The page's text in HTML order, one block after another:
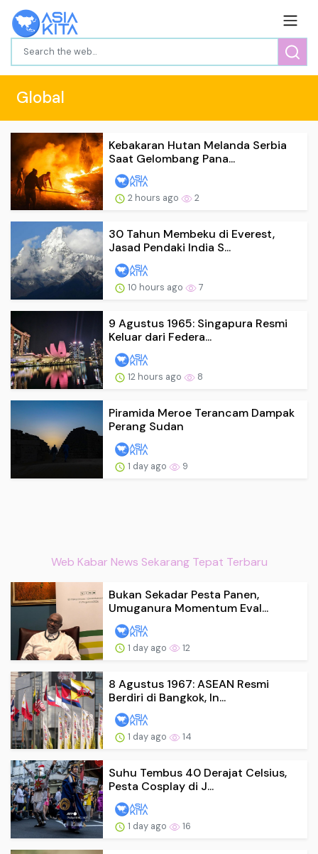
Global
Kebakaran Hutan Melanda Serbia
Saat Gelombang Pana...
2 hours ago 2
30 Tahun Membeku di Everest,
Jasad Pendaki India S...
10 hours ago 7
9 Agustus 1965: Singapura Resmi
Keluar dari Federa...
12 hours ago 8
Piramida Meroe Terancam Dampak
Perang Sudan
1 day ago 9
Web Kabar News Sekarang Tepat Terbaru
Bukan Sekadar Pesta Panen,
Umuganura Momentum Eval...
1 day ago 12
8 Agustus 1967: ASEAN Resmi
Berdiri di Bangkok, In...
1 day ago 14
Suhu Tembus 40 Derajat Celsius,
Pesta Cosplay di J...
1 day ago 16